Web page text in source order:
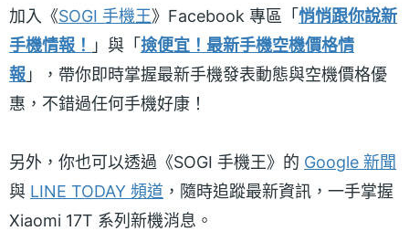
加入《SOGI 手機王》Facebook 專區「悄悄跟你說新
手機情報！ 」與「撿便宜！最新手機空機價格情
報 」，帶你即時掌握最新手機發表動態與空機價格優
惠，不錯過任何手機好康！
另外，你也可以透過《SOGI 手機王》的 Google 新聞
與 LINE TODAY 頻道 ，隨時追蹤最新資訊，一手掌握
Xiaomi 17T 系列新機消息。